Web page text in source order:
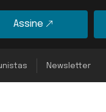
Assine
Newsletter